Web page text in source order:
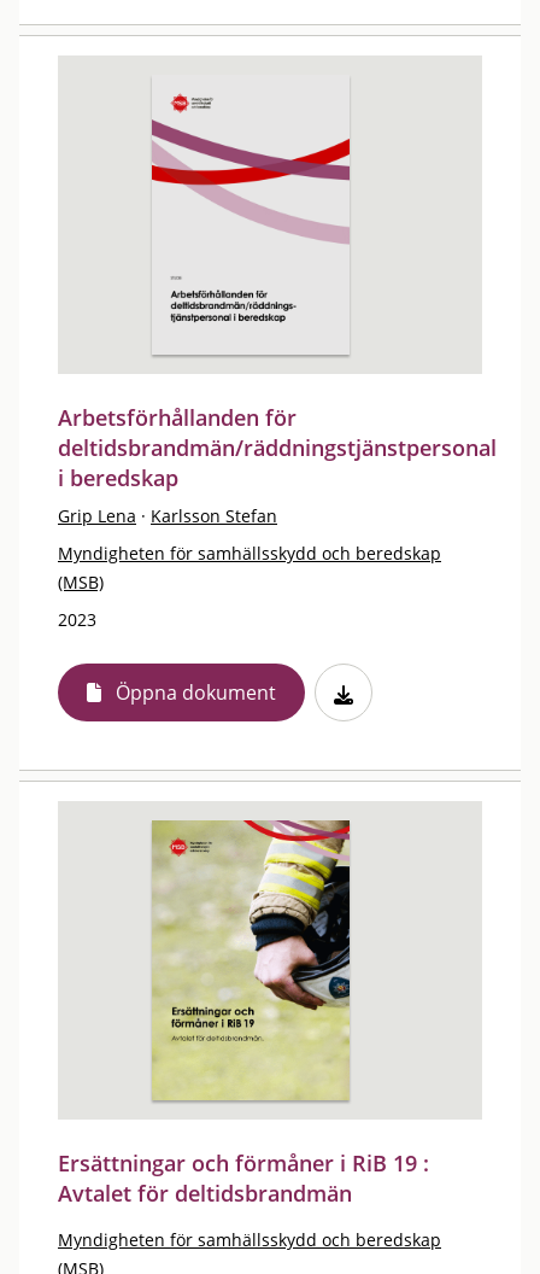
Arbetsförhållanden för
deltidsbrandmän/räddningstjänstpersonal
i beredskap
Grip Lena · Karlsson Stefan
Myndigheten för samhällsskydd och beredskap
(MSB)
2023
Öppna dokument
Ersättningar och förmåner i RiB 19 :
Avtalet för deltidsbrandmän
Myndigheten för samhällsskydd och beredskap
(MSB)